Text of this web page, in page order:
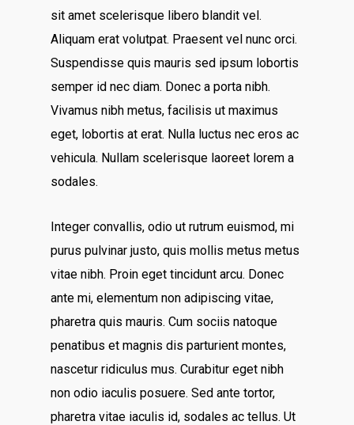
sit amet scelerisque libero blandit vel.
Aliquam erat volutpat. Praesent vel nunc orci.
Suspendisse quis mauris sed ipsum lobortis
semper id nec diam. Donec a porta nibh.
Vivamus nibh metus, facilisis ut maximus
eget, lobortis at erat. Nulla luctus nec eros ac
vehicula. Nullam scelerisque laoreet lorem a
sodales.
Integer convallis, odio ut rutrum euismod, mi
purus pulvinar justo, quis mollis metus metus
vitae nibh. Proin eget tincidunt arcu. Donec
ante mi, elementum non adipiscing vitae,
pharetra quis mauris. Cum sociis natoque
penatibus et magnis dis parturient montes,
nascetur ridiculus mus. Curabitur eget nibh
non odio iaculis posuere. Sed ante tortor,
pharetra vitae iaculis id, sodales ac tellus. Ut